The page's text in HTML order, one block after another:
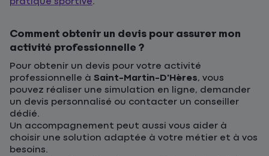
Comment obtenir un devis pour assurer mon
activité professionnelle ?
Pour obtenir un devis pour votre activité
professionnelle à Saint-Martin-D'Hères, vous
pouvez réaliser une simulation en ligne, demander
un devis personnalisé ou contacter un conseiller
dédié.
Un accompagnement peut aussi vous aider à
choisir une solution adaptée à votre métier et à vos
besoins.